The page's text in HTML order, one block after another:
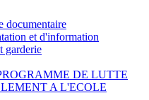
documentaire
et d'information
garderie
DE LUTTE
A L'ECOLE